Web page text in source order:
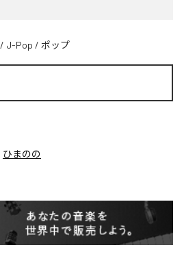
/ J-Pop / ポップ
ひまのの